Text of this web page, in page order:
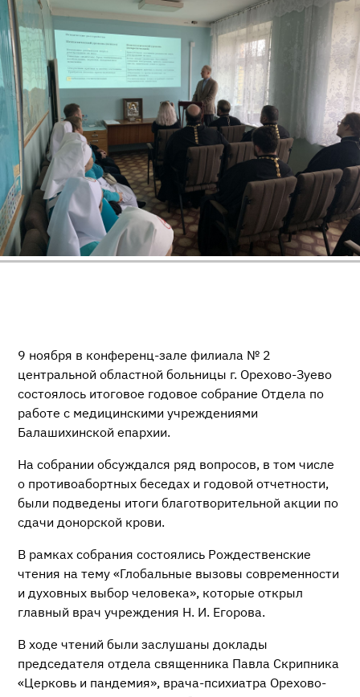
9 ноября в конференц-зале филиала № 2
центральной областной больницы г. Орехово-Зуево
состоялось итоговое годовое собрание Отдела по
работе с медицинскими учреждениями
Балашихинской епархии.
На собрании обсуждался ряд вопросов, в том числе
о противоабортных беседах и годовой отчетности,
были подведены итоги благотворительной акции по
сдачи донорской крови.
В рамках собрания состоялись Рождественские
чтения на тему «Глобальные вызовы современности
и духовных выбор человека», которые открыл
главный врач учреждения Н. И. Егорова.
В ходе чтений были заслушаны доклады
председателя отдела священника Павла Скрипника
«Церковь и пандемия», врача-психиатра Орехово-